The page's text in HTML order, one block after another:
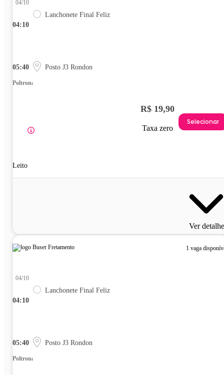
04:10
04/10
Lanchonete Final Feliz
05:40 Posto J3 Rondon
Poltrona
Leito
R$ 19,90
Taxa zero
Selecionar
Ver
1 vaga
04:10
04/10
Lanchonete Final Feliz
05:40 Posto J3 Rondon
Poltrona